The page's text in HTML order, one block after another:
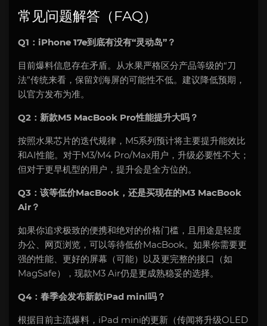
常见问题解答（FAQ）
Q1：iPhone 17e到底有没有“灵动岛”？
目前爆料信息存在矛盾。从水果严格区分产品等级的“刀
法”传统来看，保留刘海屏的可能性不低。建议降低预期，
以官方发布为准。
Q2：新款M5 MacBook Pro性能提升大吗？
按照水果芯片的迭代规律，M5系列预计将主要提升能效比
和AI性能。对于M3/M4 Pro/Max用户，升级必要性不大；
但对于更早机型的用户，提升会是全方位的。
Q3：该等低价MacBook，还是买现在的M3 MacBook
Air？
如果你追求极致的便携和绝对的价格门槛，且用途是轻度
办公、网页浏览，可以等待低价MacBook。如果你需要更
强的性能、更好的屏幕（可能）以及更完整的接口（如
MagSafe），现款M3 Air仍是更成熟稳妥的选择。
Q4：春季会发布新款iPad mini吗？
根据目前主流爆料，iPad mini的更新（传闻将升级OLED